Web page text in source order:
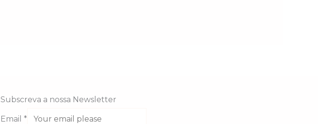
Subscreva a nossa Newsletter
Email *